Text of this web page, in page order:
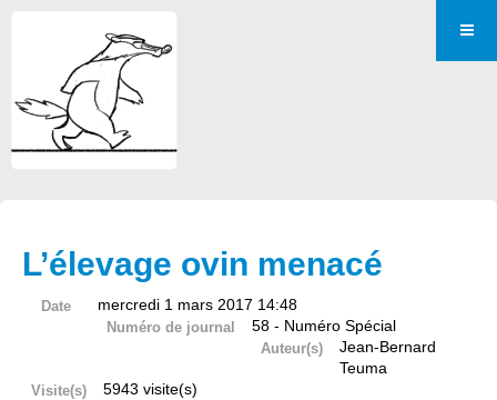
L’élevage ovin menacé
Date mercredi 1 mars 2017 14:48
Numéro de journal 58 - Numéro Spécial
Auteur(s)
Jean-Bernard
Teuma
Visite(s) 5943 visite(s)